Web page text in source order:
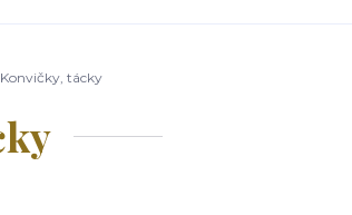
Konvičky, tácky